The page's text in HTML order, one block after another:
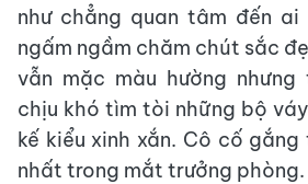
như chẳng quan tâm đến
ngấm ngầm chăm chút sắc
vẫn mặc màu hường
chịu khó tìm tòi những bộ
kế kiểu xinh xắn. Cô cố
nhất trong mắt trưởng phòng.